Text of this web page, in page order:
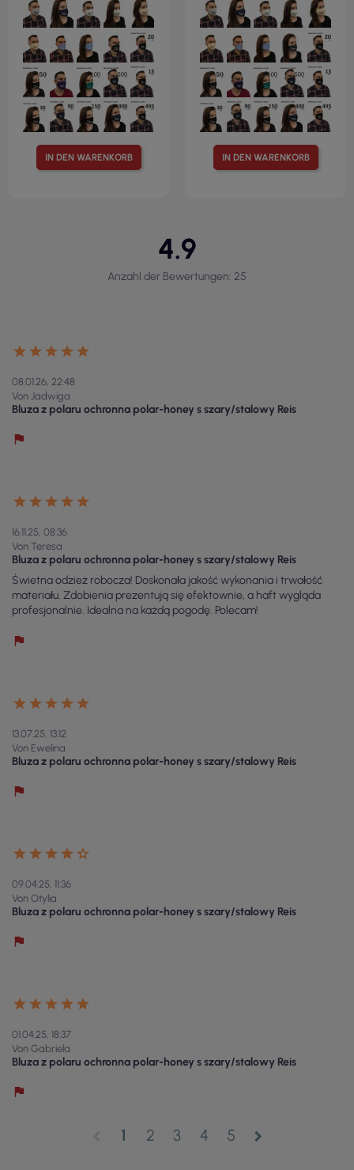
IN DEN WARENKORB IN DEN WARENKORB
4.9
Anzahl der Bewertungen: 25
08.01.26, 22:48
Von Jadwiga
Bluza z polaru ochronna polar-honey s szary/stalowy Reis
16.11.25, 08:36
Von Teresa
Bluza z polaru ochronna polar-honey s szary/stalowy Reis
Świetna odzież robocza! Doskonała jakość wykonania i trwałość
materiału. Zdobienia prezentują się efektownie, a haft wygląda
profesjonalnie. Idealna na każdą pogodę. Polecam!
13.07.25, 13:12
Von Ewelina
Bluza z polaru ochronna polar-honey s szary/stalowy Reis
09.04.25, 11:36
Von Otylia
Bluza z polaru ochronna polar-honey s szary/stalowy Reis
01.04.25, 18:37
Von Gabriela
Bluza z polaru ochronna polar-honey s szary/stalowy Reis
1 2 3 4 5 chevron_right